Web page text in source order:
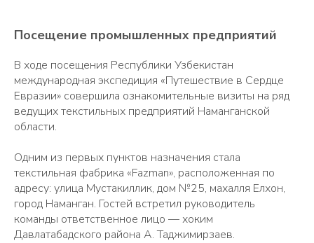
Посещение промышленных предприятий
В ходе посещения Республики Узбекистан
международная экспедиция «Путешествие в Сердце
Евразии» совершила ознакомительные визиты на ряд
ведущих текстильных предприятий Наманганской
области.
Одним из первых пунктов назначения стала
текстильная фабрика «Fazman», расположенная по
адресу: улица Мустакиллик, дом №25, махалля Елхон,
город Наманган. Гостей встретил руководитель
команды ответственное лицо — хоким
Давлатабадского района А. Таджимирзаев.